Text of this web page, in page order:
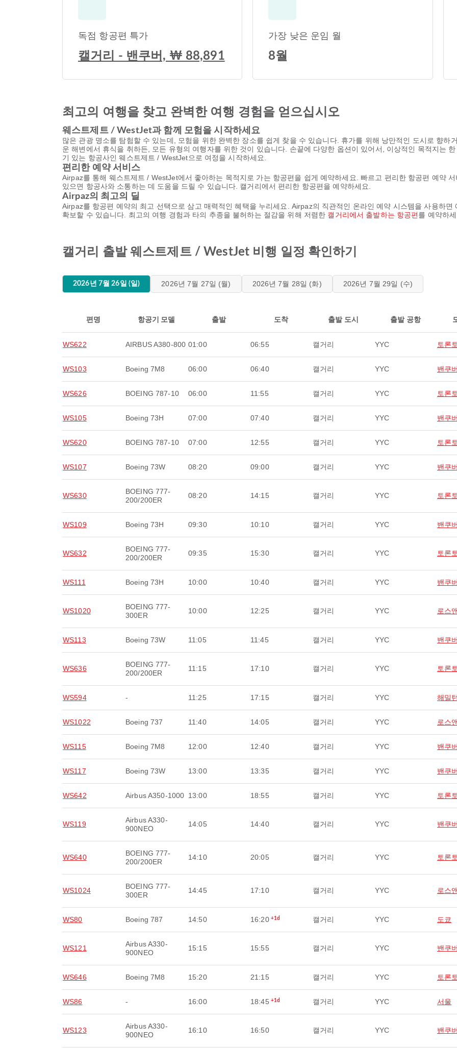
독점 항공편 특가
캘거리 - 밴쿠버, ₩ 88,891
가장 낮은 운임 월
8월
최고의 여행을 찾고 완벽한 여행 경험을 얻으십시오
웨스트제트 / WestJet과 함께 모험을 시작하세요
많은 관광 명소를 탐험할 수 있는데, 모험을 위한 완벽한 장소를 쉽게 찾을 수 있습니다. 휴가를 위해 낭만적인 도시로 향하
운 해변에서 휴식을 취하든, 모든 유형의 여행자를 위한 것이 있습니다. 손끝에 다양한 옵션이 있어서, 이상적인 목적지는
기 있는 항공사인 웨스트제트 / WestJet으로 여정을 시작하세요.
편리한 예약 서비스
Airpaz를 통해 웨스트제트 / WestJet에서 좋아하는 목적지로 가는 항공편을 쉽게 예약하세요. 빠르고 편리한 항공편 예약
있으면 항공사와 소통하는 데 도움을 드릴 수 있습니다. 캘거리에서 편리한 항공편을 예약하세요.
Airpaz의 최고의 딜
Airpaz를 항공편 예약의 최고 선택으로 삼고 매력적인 혜택을 누리세요. Airpaz의 직관적인 온라인 예약 시스템을 사용하
확보할 수 있습니다. 최고의 여행 경험과 타의 추종을 불허하는 절감을 위해 저렴한 캘거리에서 출발하는 항공편를 예약하
캘거리 출발 웨스트제트 / WestJet 비행 일정 확인하기
2026년 7월 26일 (일) 2026년 7월 27일 (월) 2026년 7월 28일 (화) 2026년 7월 29일 (수)
편명 항공기 모델 출발 도착 출발 도시 출발 공항
WS622 AIRBUS A380-800 01:00 06:55 캘거리 YYC 토론
WS103 Boeing 7M8 06:00 06:40 캘거리 YYC 밴쿠버
WS626 BOEING 787-10 06:00 11:55 캘거리 YYC 토론
WS105 Boeing 73H 07:00 07:40 캘거리 YYC 밴쿠버
WS620 BOEING 787-10 07:00 12:55 캘거리 YYC 토론
WS107 Boeing 73W 08:20 09:00 캘거리 YYC 밴쿠버
WS630
BOEING 777-
200/200ER
08:20 14:15 캘거리 YYC 토론
WS109 Boeing 73H 09:30 10:10 캘거리 YYC 밴쿠버
WS632
BOEING 777-
200/200ER
09:35 15:30 캘거리 YYC 토론
WS111 Boeing 73H 10:00 10:40 캘거리 YYC 밴쿠버
WS1020
BOEING 777-
300ER
10:00 12:25 캘거리 YYC 로스
WS113 Boeing 73W 11:05 11:45 캘거리 YYC 밴쿠버
WS636
BOEING 777-
200/200ER
11:15 17:10 캘거리 YYC 토론
WS594 - 11:25 17:15 캘거리 YYC 해밀턴
WS1022 Boeing 737 11:40 14:05 캘거리 YYC 로스
WS115 Boeing 7M8 12:00 12:40 캘거리 YYC 밴쿠버
WS117 Boeing 73W 13:00 13:35 캘거리 YYC 밴쿠버
WS642 Airbus A350-1000 13:00 18:55 캘거리 YYC 토론
WS119
Airbus A330-
900NEO
14:05 14:40 캘거리 YYC 밴쿠버
WS640
BOEING 777-
200/200ER
14:10 20:05 캘거리 YYC 토론
WS1024
BOEING 777-
300ER
14:45 17:10 캘거리 YYC 로스
WS80 Boeing 787 14:50 16:20 +1d 캘거리 YYC 도쿄
WS121
Airbus A330-
900NEO
15:15 15:55 캘거리 YYC 밴쿠버
WS646 Boeing 7M8 15:20 21:15 캘거리 YYC 토론
WS86 - 16:00 18:45 +1d 캘거리 YYC 서울
WS123
Airbus A330-
900NEO
16:10 16:50 캘거리 YYC 밴쿠버